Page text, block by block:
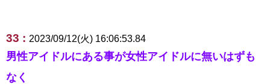
33 : 2023/09/12(火) 16:06:53.84
男性アイドルにある事が女性アイドルに無いはずも
なく